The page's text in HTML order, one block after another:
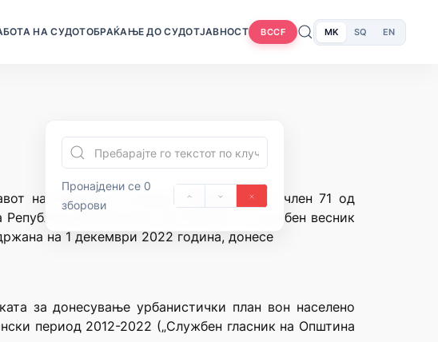
НА СУДОТОБРАЌАЊЕ ДО СУДОТЈАВНОСТ BCCF MK SQ EN
Пронајдени се 0
зборови
на Република Северна Македонија и член 71 од
Македонија“ бр.70/1992 и „Службен весник
на 1 декември 2022 година, донесе
за донесување урбанистички план вон населено
период 2012-2022 („Службен гласник на Општина